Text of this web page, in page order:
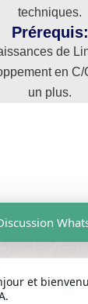
techniques.
Prérequis:
de
en C/
un plus.
et